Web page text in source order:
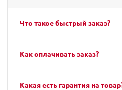
Что такое быстрый заказ?
Как оплачивать заказ?
Какая есть гарантия на